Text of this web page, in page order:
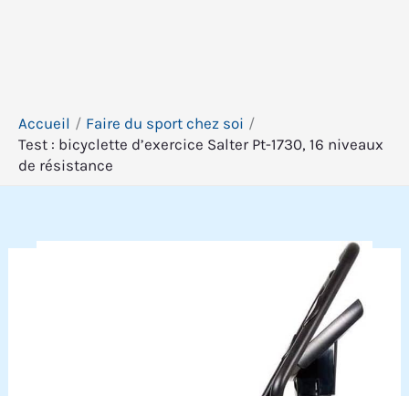
Accueil
Faire du sport chez soi
Test : bicyclette d’exercice Salter Pt-1730, 16 niveaux
de résistance